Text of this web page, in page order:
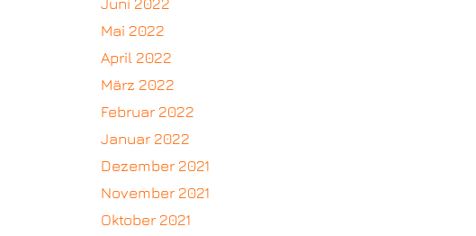
Juni 2022
Mai 2022
April 2022
März 2022
Februar 2022
Januar 2022
Dezember 2021
November 2021
Oktober 2021